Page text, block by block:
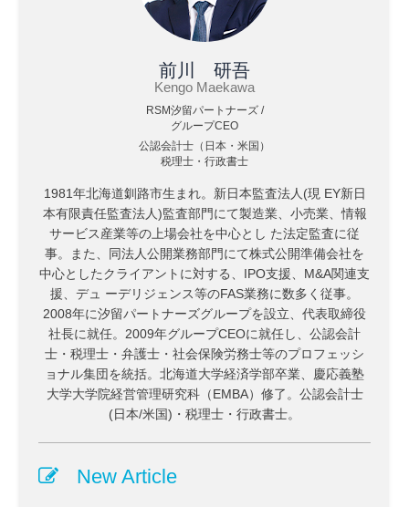
前川 研吾
Kengo Maekawa
RSM汐留パートナーズ /
グループCEO
公認会計士（日本・米国）
税理士・行政書士
1981年北海道釧路市生まれ。新日本監査法人(現 EY新日
本有限責任監査法人)監査部門にて製造業、小売業、情報
サービス産業等の上場会社を中心とし た法定監査に従
事。また、同法人公開業務部門にて株式公開準備会社を
中心としたクライアントに対する、IPO支援、M&A関連支
援、デュ ーデリジェンス等のFAS業務に数多く従事。
2008年に汐留パートナーズグループを設立、代表取締役
社長に就任。2009年グループCEOに就任し、公認会計
士・税理士・弁護士・社会保険労務士等のプロフェッシ
ョナル集団を統括。北海道大学経済学部卒業、慶応義塾
大学大学院経営管理研究科（EMBA）修了。公認会計士
(日本/米国)・税理士・行政書士。
New Article